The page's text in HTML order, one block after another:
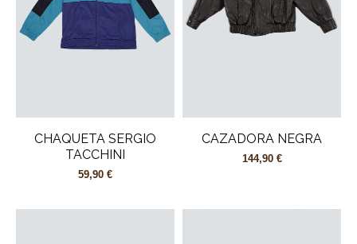
CHAQUETA SERGIO
TACCHINI
59,90 €
CAZADORA NEGRA
144,90 €